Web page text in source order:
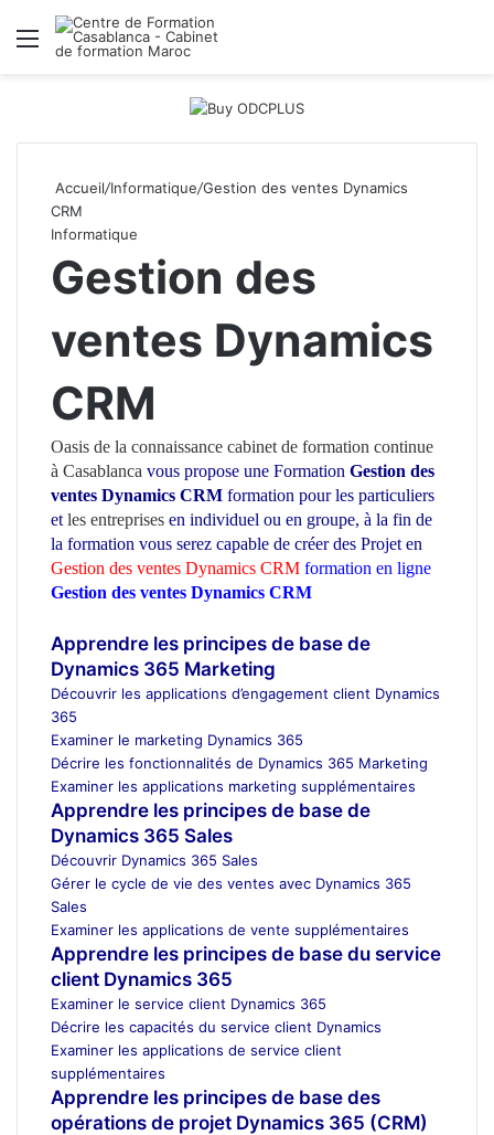
Menu
Accueil/Informatique/Gestion des ventes Dynamics
CRM
Informatique
Gestion des
ventes Dynamics
CRM
Oasis de la connaissance cabinet de formation continue
à Casablanca vous propose une Formation Gestion des
ventes Dynamics CRM formation pour les particuliers
et les entreprises en individuel ou en groupe, à la fin de
la formation vous serez capable de créer des Projet en
Gestion des ventes Dynamics CRM formation en ligne
Gestion des ventes Dynamics CRM
Apprendre les principes de base de
Dynamics 365 Marketing
Découvrir les applications d’engagement client Dynamics
365
Examiner le marketing Dynamics 365
Décrire les fonctionnalités de Dynamics 365 Marketing
Examiner les applications marketing supplémentaires
Apprendre les principes de base de
Dynamics 365 Sales
Découvrir Dynamics 365 Sales
Gérer le cycle de vie des ventes avec Dynamics 365
Sales
Examiner les applications de vente supplémentaires
Apprendre les principes de base du service
client Dynamics 365
Examiner le service client Dynamics 365
Décrire les capacités du service client Dynamics
Examiner les applications de service client
supplémentaires
Apprendre les principes de base des
opérations de projet Dynamics 365 (CRM)